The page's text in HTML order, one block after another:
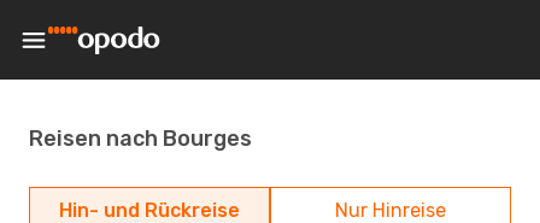
Reisen nach Bourges
Hin- und Rückreise Nur Hinreise